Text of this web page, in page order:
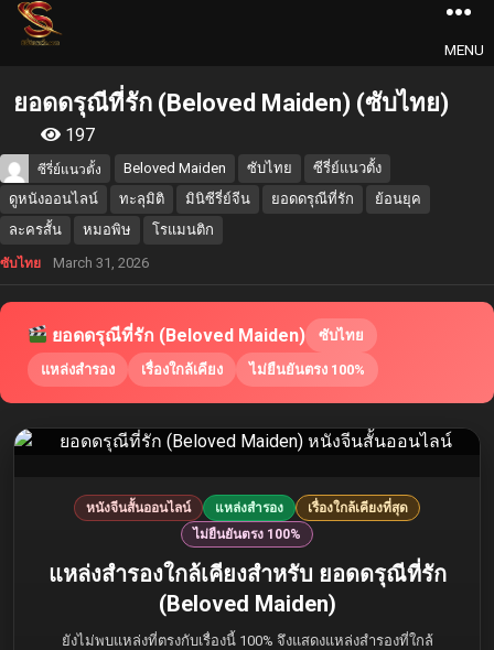
MENU
ยอดดรุณีที่รัก (Beloved Maiden) (ซับไทย)
197
ซีรี่ย์แนวตั้ง Beloved Maiden ซับไทย
ซีรี่ย์แนวตั้ง
ดูหนังออนไลน์
ทะลุมิติ มินิซีรี่ย์จีน ยอดดรุณีที่รัก
ย้อนยุค
ละครสั้น
หมอพิษ โรแมนติก
ซับไทย March 31, 2026
ยอดดรุณีที่รัก (Beloved Maiden) ซับไทย
แหล่งสำรอง เรื่องใกล้เคียง ไม่ยืนยันตรง 100%
หนังจีนสั้นออนไลน์ แหล่งสำรอง
เรื่องใกล้เคียงที่สุด
ไม่ยืนยันตรง 100%
แหล่งสำรองใกล้เคียงสำหรับ ยอดดรุณีที่รัก
(Beloved Maiden)
ยังไม่พบแหล่งที่ตรงกับเรื่องนี้ 100% จึงแสดงแหล่งสำรองที่ใกล้